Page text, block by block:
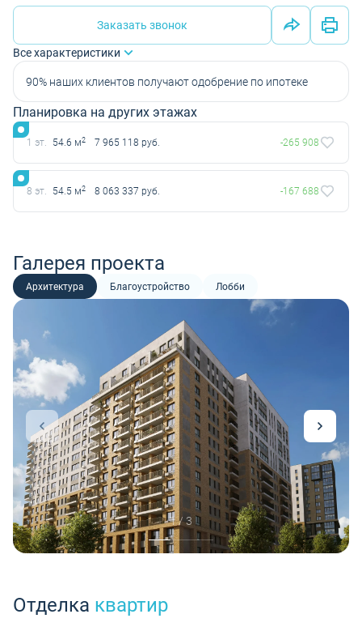
Заказать звонок
Все характеристики
90% наших клиентов получают одобрение по ипотеке
Планировка на других этажах
1 эт. 54.6 м2 7 965 118 руб. -265 908
8 эт. 54.5 м2 8 063 337 руб. -167 688
Галерея проекта
Архитектура Благоустройство Лобби
1 / 3
Отделка квартир